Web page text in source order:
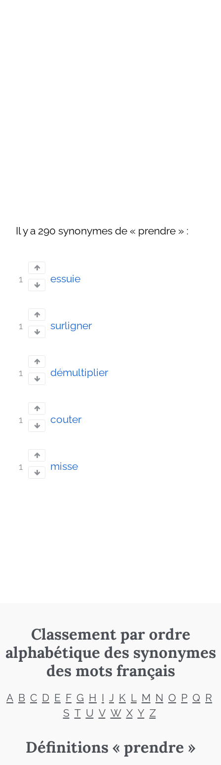
Il y a 290 synonymes de « prendre » :
1 essuie
1 surligner
1 démultiplier
1 couter
1 misse
Classement par ordre
alphabétique des synonymes
des mots français
A B C D E F G H I J K L M N O P Q R
S T U V W X Y Z
Définitions « prendre »